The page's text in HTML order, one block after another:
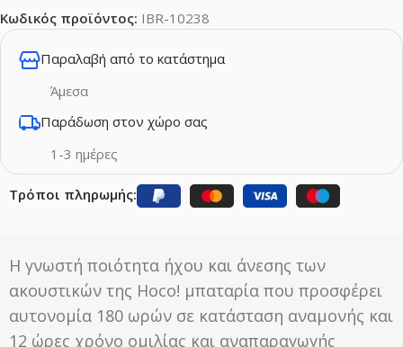
Κωδικός προϊόντος: IBR-10238
Παραλαβή από το κατάστημα
Άμεσα
Παράδωση στον χώρο σας
1-3 ημέρες
Τρόποι πληρωμής:
Η γνωστή ποιότητα ήχου και άνεσης των
ακουστικών της Hoco! μπαταρία που προσφέρει
αυτονομία 180 ωρών σε κατάσταση αναμονής και
12 ώρες χρόνο ομιλίας και αναπαραγωγής